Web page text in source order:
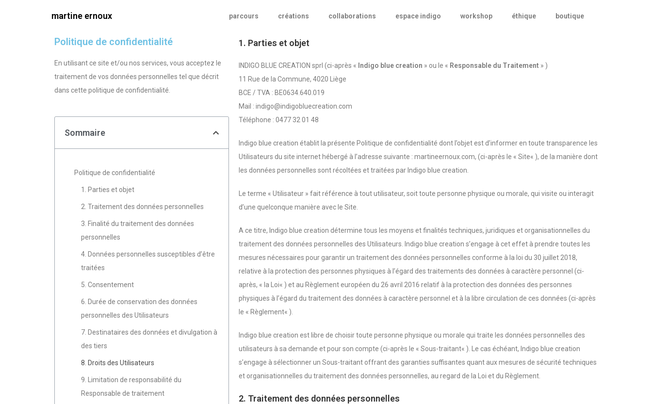
martine ernoux parcours créations collaborations espace indigo workshop éthique boutique
Politique de confidentialité
En utilisant ce site et/ou nos services, vous acceptez le
traitement de vos données personnelles tel que décrit
dans cette politique de confidentialité.
Sommaire
Politique de confidentialité
1. Parties et objet
2. Traitement des données personnelles
3. Finalité du traitement des données
personnelles
4. Données personnelles susceptibles d’être
traitées
5. Consentement
6. Durée de conservation des données
personnelles des Utilisateurs
7. Destinataires des données et divulgation à
des tiers
8. Droits des Utilisateurs
9. Limitation de responsabilité du
Responsable de traitement
1. Parties et objet
INDIGO BLUE CREATION sprl (ci-après « Indigo blue creation » ou le « Responsable du Traitement » )
11 Rue de la Commune, 4020 Liège
BCE / TVA : BE0634.640.019
Mail : indigo@indigobluecreation.com
Téléphone : 0477 32 01 48
Indigo blue creation établit la présente Politique de confidentialité dont l’objet est d’informer en toute transparence les
Utilisateurs du site internet hébergé à l’adresse suivante : martineernoux.com, (ci-après le « Site« ), de la manière dont
les données personnelles sont récoltées et traitées par Indigo blue creation.
Le terme « Utilisateur » fait référence à tout utilisateur, soit toute personne physique ou morale, qui visite ou interagit
d’une quelconque manière avec le Site.
A ce titre, Indigo blue creation détermine tous les moyens et finalités techniques, juridiques et organisationnelles du
traitement des données personnelles des Utilisateurs. Indigo blue creation s’engage à cet effet à prendre toutes les
mesures nécessaires pour garantir un traitement des données personnelles conforme à la loi du 30 juillet 2018,
relative à la protection des personnes physiques à l’égard des traitements des données à caractère personnel (ci-
après, « la Loi« ) et au Règlement européen du 26 avril 2016 relatif à la protection des données des personnes
physiques à l’égard du traitement des données à caractère personnel et à la libre circulation de ces données (ci-après
le « Règlement« ).
Indigo blue creation est libre de choisir toute personne physique ou morale qui traite les données personnelles des
utilisateurs à sa demande et pour son compte (ci-après le « Sous-traitant« ). Le cas échéant, Indigo blue creation
s’engage à sélectionner un Sous-traitant offrant des garanties suffisantes quant aux mesures de sécurité techniques
et organisationnelles du traitement des données personnelles, au regard de la Loi et du Règlement.
2. Traitement des données personnelles